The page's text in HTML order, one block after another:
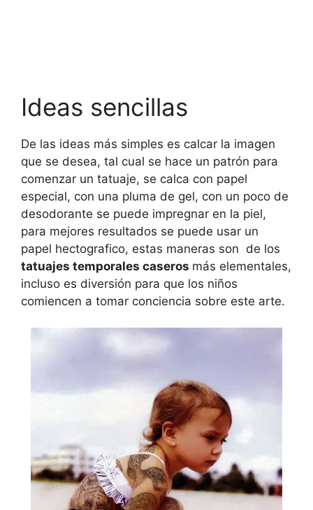
Ideas sencillas
De las ideas más simples es calcar la imagen
que se desea, tal cual se hace un patrón para
comenzar un tatuaje, se calca con papel
especial, con una pluma de gel, con un poco de
desodorante se puede impregnar en la piel,
para mejores resultados se puede usar un
papel hectografico, estas maneras son de los
tatuajes temporales caseros más elementales,
incluso es diversión para que los niños
comiencen a tomar conciencia sobre este arte.